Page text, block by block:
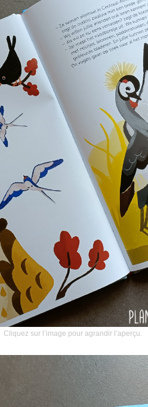
Cliquez sur l’image pour agrandir l’aperçu.